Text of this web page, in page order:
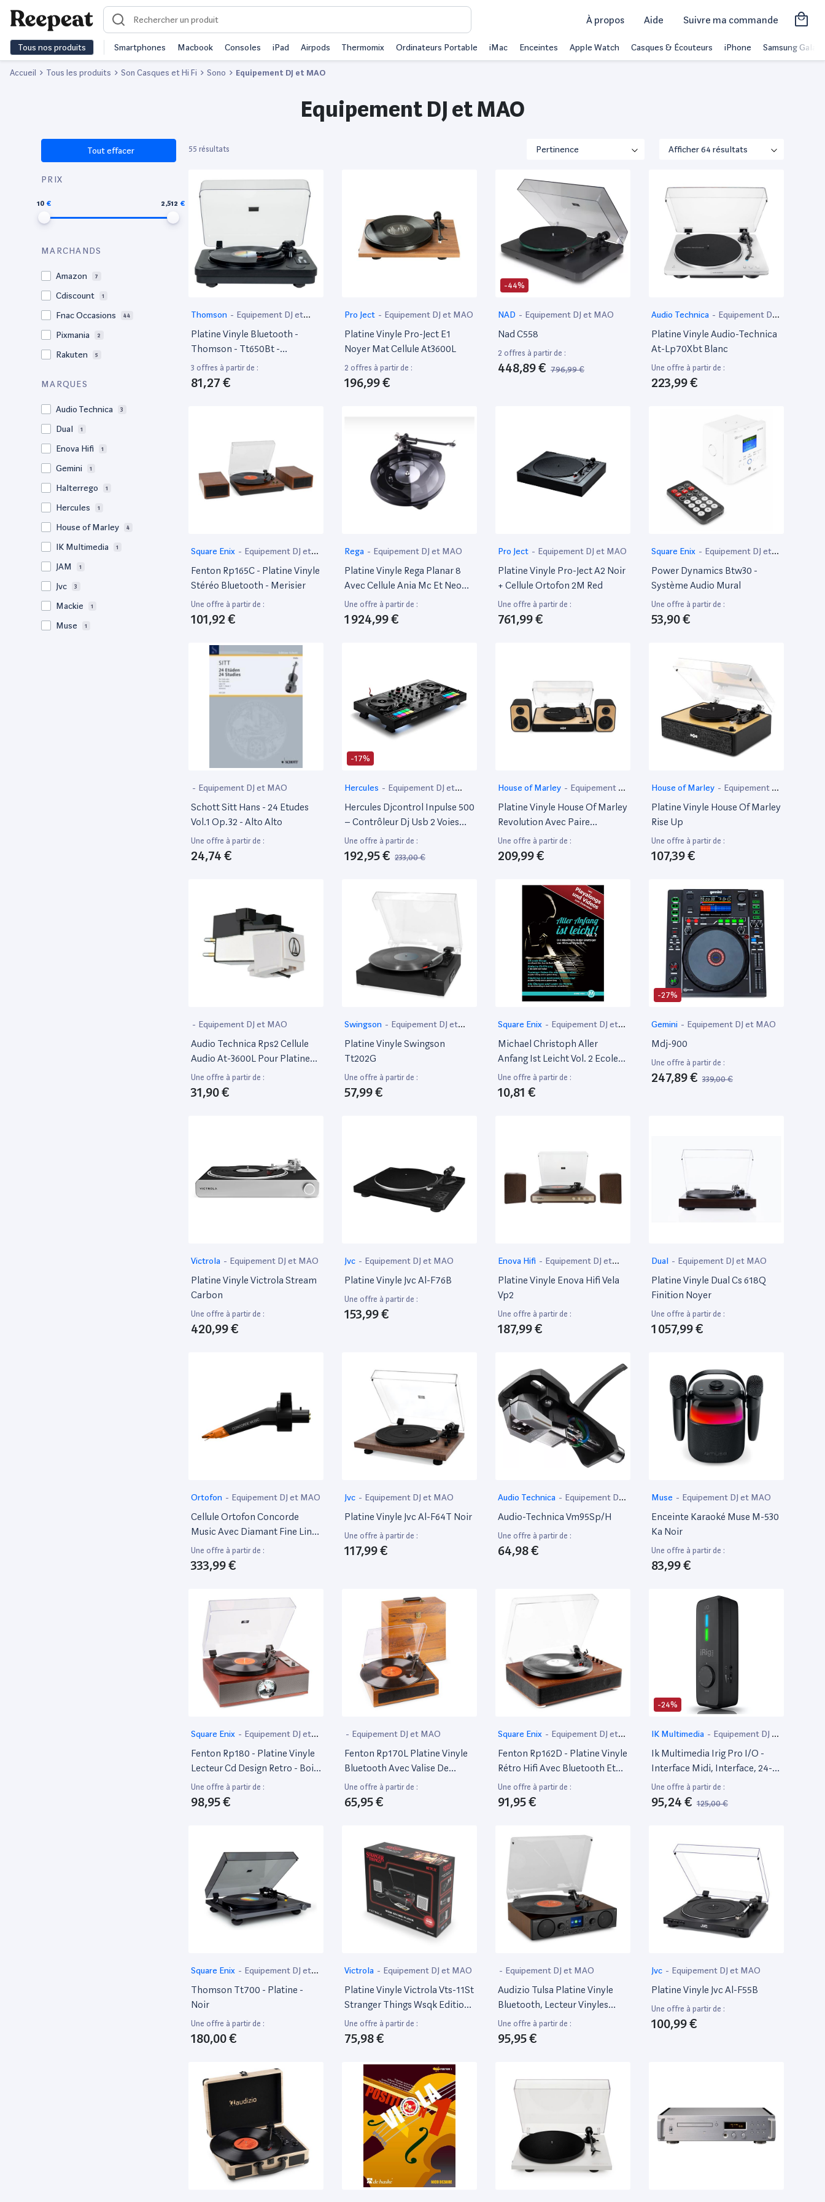
À propos Aide Suivre ma commande
Tous nos produits Smartphones Macbook Consoles iPad Airpods Thermomix Ordinateurs Portable iMac Enceintes Apple Watch Casques & Écouteurs iPhone Samsung Galaxy
Accueil Tous les produits Son Casques et Hi Fi Sono Equipement DJ et MAO
Equipement DJ et MAO
Tout effacer
PRIX
10 2,512
MARCHANDS
Amazon 7
Cdiscount 1
Fnac Occasions 44
Pixmania 2
Rakuten 5
MARQUES
Audio Technica 3
Dual 1
Enova Hifi 1
Gemini 1
Halterrego 1
Hercules 1
House of Marley 4
IK Multimedia 1
JAM 1
Jvc 3
Mackie 1
Muse 1
55 résultats
Thomson - Equipement DJ et
MAO
Platine Vinyle Bluetooth -
Thomson - Tt650Bt -
Enregistrement Usb - 2 Haut-
Parleurs - Noir
3 offres à partir de :
81,27 €
Pro Ject - Equipement DJ et MAO
Platine Vinyle Pro-Ject E1
Noyer Mat Cellule At3600L
2 offres à partir de :
196,99 €
-44%
NAD - Equipement DJ et MAO
Nad C558
2 offres à partir de :
448,89 € 796,99 €
Audio Technica - Equipement DJ
et MAO
Platine Vinyle Audio-Technica
At-Lp70Xbt Blanc
Une offre à partir de :
223,99 €
‎Square Enix - Equipement DJ et
MAO
Fenton Rp165C - Platine Vinyle
Stéréo Bluetooth - Merisier
Une offre à partir de :
101,92 €
Rega - Equipement DJ et MAO
Platine Vinyle Rega Planar 8
Avec Cellule Ania Mc Et Neo
Psu Mk II
Une offre à partir de :
1 924,99 €
Pro Ject - Equipement DJ et MAO
Platine Vinyle Pro-Ject A2 Noir
+ Cellule Ortofon 2M Red
Une offre à partir de :
761,99 €
‎Square Enix - Equipement DJ et
MAO
Power Dynamics Btw30 -
Système Audio Mural
Une offre à partir de :
53,90 €
- Equipement DJ et MAO
Schott Sitt Hans - 24 Etudes
Vol.1 Op.32 - Alto Alto
Une offre à partir de :
24,74 €
-17%
Hercules - Equipement DJ et
MAO
Hercules Djcontrol Inpulse 500
– Contrôleur Dj Usb 2 Voies
Pour Serato Dj Lite Et Djuced
(Inclus) - Interface Audio
Intégrée, 16 Pads Rétroéclairés
Mixeur Hardware Intégré
Une offre à partir de :
192,95 € 233,00 €
House of Marley - Equipement DJ
et MAO
Platine Vinyle House Of Marley
Revolution Avec Paire
D'Enceintes
Une offre à partir de :
209,99 €
House of Marley - Equipement DJ
et MAO
Platine Vinyle House Of Marley
Rise Up
Une offre à partir de :
107,39 €
- Equipement DJ et MAO
Audio Technica Rps2 Cellule
Audio At-3600L Pour Platine
Vinyle
Une offre à partir de :
31,90 €
Swingson - Equipement DJ et
MAO
Platine Vinyle Swingson
Tt202G
Une offre à partir de :
57,99 €
‎Square Enix - Equipement DJ et
MAO
Michael Christoph Aller
Anfang Ist Leicht Vol. 2 Ecole
De Piano + Lecture -
Téléchargements
Une offre à partir de :
10,81 €
-27%
Gemini - Equipement DJ et MAO
Mdj-900
Une offre à partir de :
247,89 € 339,00 €
Victrola - Equipement DJ et MAO
Platine Vinyle Victrola Stream
Carbon
Une offre à partir de :
420,99 €
Jvc - Equipement DJ et MAO
Platine Vinyle Jvc Al-F76B
Une offre à partir de :
153,99 €
Enova Hifi - Equipement DJ et
MAO
Platine Vinyle Enova Hifi Vela
Vp2
Une offre à partir de :
187,99 €
Dual - Equipement DJ et MAO
Platine Vinyle Dual Cs 618Q
Finition Noyer
Une offre à partir de :
1 057,99 €
Ortofon - Equipement DJ et MAO
Cellule Ortofon Concorde
Music Avec Diamant Fine Line
Bronze
Une offre à partir de :
333,99 €
Jvc - Equipement DJ et MAO
Platine Vinyle Jvc Al-F64T Noir
Une offre à partir de :
117,99 €
Audio Technica - Equipement DJ
et MAO
Audio-Technica Vm95Sp/H
Une offre à partir de :
64,98 €
Muse - Equipement DJ et MAO
Enceinte Karaoké Muse M-530
Ka Noir
Une offre à partir de :
83,99 €
‎Square Enix - Equipement DJ et
MAO
Fenton Rp180 - Platine Vinyle
Lecteur Cd Design Retro - Bois
Foncé, Récepteur Bluetooth,
Haut-Parleurs Intégrés, 33, 45
Et 78 Tours
Une offre à partir de :
98,95 €
- Equipement DJ et MAO
Fenton Rp170L Platine Vinyle
Bluetooth Avec Valise De
Rangement - Bois Clair, Haut-
Parleurs Intégrés
Une offre à partir de :
65,95 €
‎Square Enix - Equipement DJ et
MAO
Fenton Rp162D - Platine Vinyle
Rétro Hifi Avec Bluetooth Et
Haut-Parleurs - Marron Foncé
Une offre à partir de :
91,95 €
-24%
IK Multimedia - Equipement DJ et
MAO
Ik Multimedia Irig Pro I/O -
Interface Midi, Interface, 24-
Bit/96Khz, Son De Qualité,
Accessoire Pour Smartphone,
Interface Mobile Pour Les
Une offre à partir de :
95,24 € 125,00 €
‎Square Enix - Equipement DJ et
MAO
Thomson Tt700 - Platine -
Noir
Une offre à partir de :
180,00 €
Victrola - Equipement DJ et MAO
Platine Vinyle Victrola Vts-11St
Stranger Things Wsqk Edition
Limitée
Une offre à partir de :
75,98 €
- Equipement DJ et MAO
Audizio Tulsa Platine Vinyle
Bluetooth, Lecteur Vinyles
Avec Radio Fm/Dab Plus
Une offre à partir de :
95,95 €
Jvc - Equipement DJ et MAO
Platine Vinyle Jvc Al-F55B
Une offre à partir de :
100,99 €